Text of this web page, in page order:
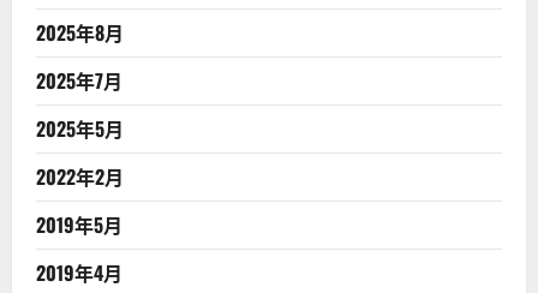
2025年8月
2025年7月
2025年5月
2022年2月
2019年5月
2019年4月